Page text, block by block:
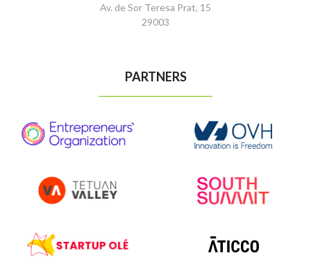
Av. de Sor Teresa Prat, 15
29003
PARTNERS